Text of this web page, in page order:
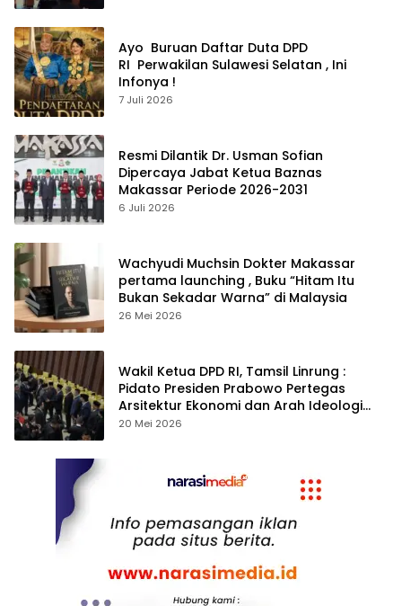
Ayo Buruan Daftar Duta DPD
RI Perwakilan Sulawesi Selatan , Ini
Infonya !
7 Juli 2026
Resmi Dilantik Dr. Usman Sofian
Dipercaya Jabat Ketua Baznas
Makassar Periode 2026-2031
6 Juli 2026
Wachyudi Muchsin Dokter Makassar
pertama launching , Buku “Hitam Itu
Bukan Sekadar Warna” di Malaysia
26 Mei 2026
Wakil Ketua DPD RI, Tamsil Linrung :
Pidato Presiden Prabowo Pertegas
Arsitektur Ekonomi dan Arah Ideologi
Pembangunan
20 Mei 2026